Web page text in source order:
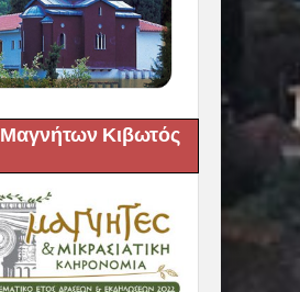
Μαγνήτων Κιβωτός